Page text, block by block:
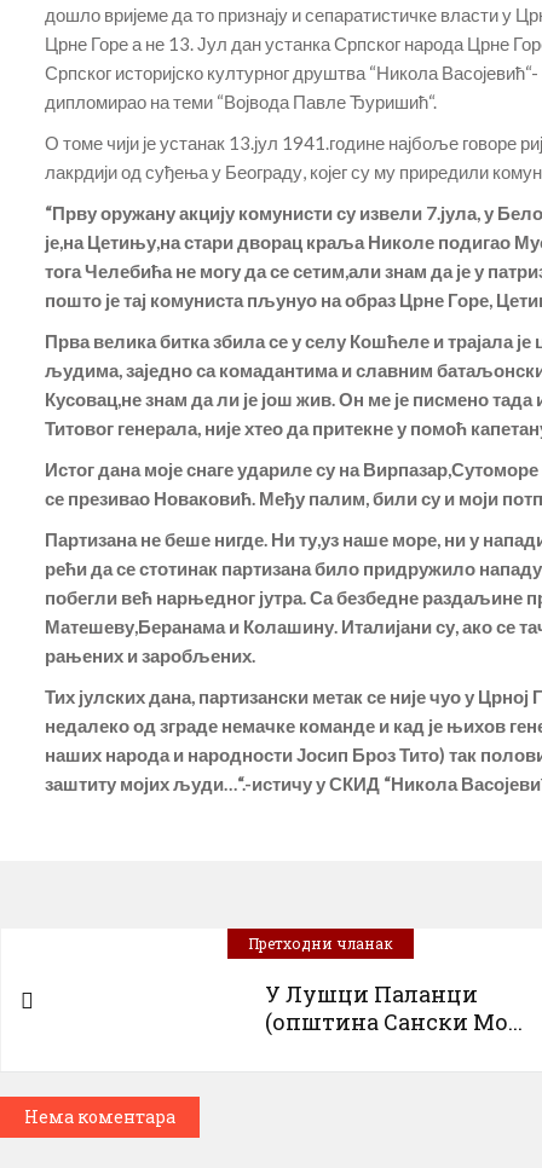
дошло вријеме да то признају и сепаратистичке власти у
Црне Горе а не 13. Јул дан устанка Српског народа Црне
Српског историјско културног друштва “Никола
дипломирао на теми “Војвода Павле Ђуришић“.
О томе чији је устанак 13.јул 1941.године најбоље говоре
лакрдији од суђења у Београду, којег су му приредили
“Прву оружану акцију комунисти су извели 7.јула, у
је,на Цетињу,на стари дворац краља Николе подигао
тога Челебића не могу да се сетим,али знам да је у
пошто је тај комуниста пљунуо на образ Црне Горе,
Прва велика битка збила се у селу Кошћеле и трајала
људима, заједно са комадантима и славним
Кусовац,не знам да ли је још жив. Он ме је писмено
Титовог генерала, није хтео да притекне у помоћ
Истог дана моје снаге удариле су на
се презивао Новаковић. Међу палим, били су и моји
Партизана не беше нигде. Ни ту,уз наше море, ни у
рећи да се стотинак партизана било придружило
побегли већ нарњедног јутра. Са безбедне раздаљине
Матешеву,Беранама и Колашину. Италијани су, ако се
рањених и заробљених.
Тих јулских дана, партизански метак се није чуо у
недалеко од зграде немачке команде и кад је њихов
наших народа и народности Јосип Броз Тито) так
заштиту мојих људи…“.-истичу у СКИД “Никола
Претходни чланак
У Лушци Паланци
(општина Сански Мо...
Нема коментара